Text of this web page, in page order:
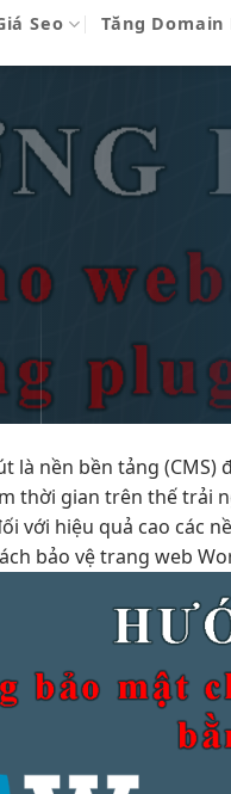
Seo Tăng Domain
là nền bền tảng (CMS)
thời gian trên thếtrải
với hiệu quả cao các
bảo vệ trang web